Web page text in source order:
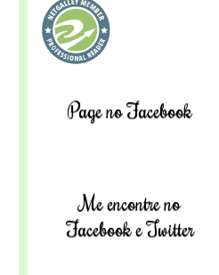
Page no Facebook
Me encontre no
Facebook e Twitter